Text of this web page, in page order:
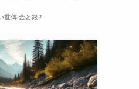
世傳 金と銀2